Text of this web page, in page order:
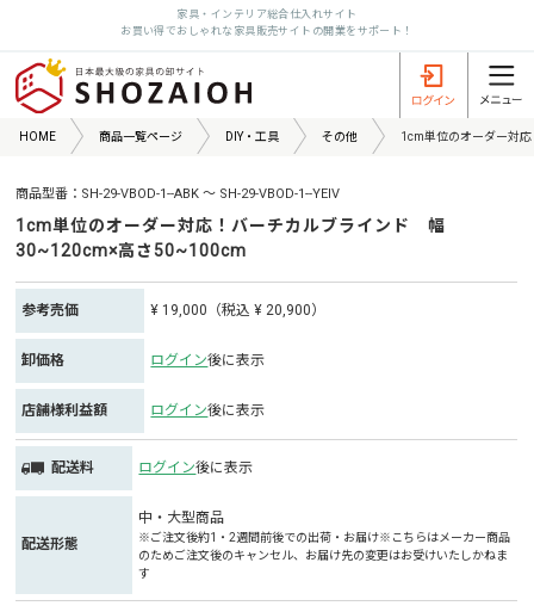
家具・インテリア総合仕入れサイト
お買い得でおしゃれな家具販売サイトの開業をサポート！
HOME 商品一覧ページ DIY・工具 その他 1cm単位のオーダー対
商品型番：SH-29-VBOD-1--ABK ～ SH-29-VBOD-1--YEIV
1cm単位のオーダー対応！バーチカルブラインド 幅
30~120cm×高さ50~100cm
参考売価 ¥ 19,000（税込 ¥ 20,900）
卸価格 ログイン後に表示
店舗様利益額 ログイン後に表示
配送料 ログイン後に表示
配送形態
中・大型商品
※ご注文後約1・2週間前後での出荷・お届け※こちらはメーカー商品
のためご注文後のキャンセル、お届け先の変更はお受けいたしかねま
す